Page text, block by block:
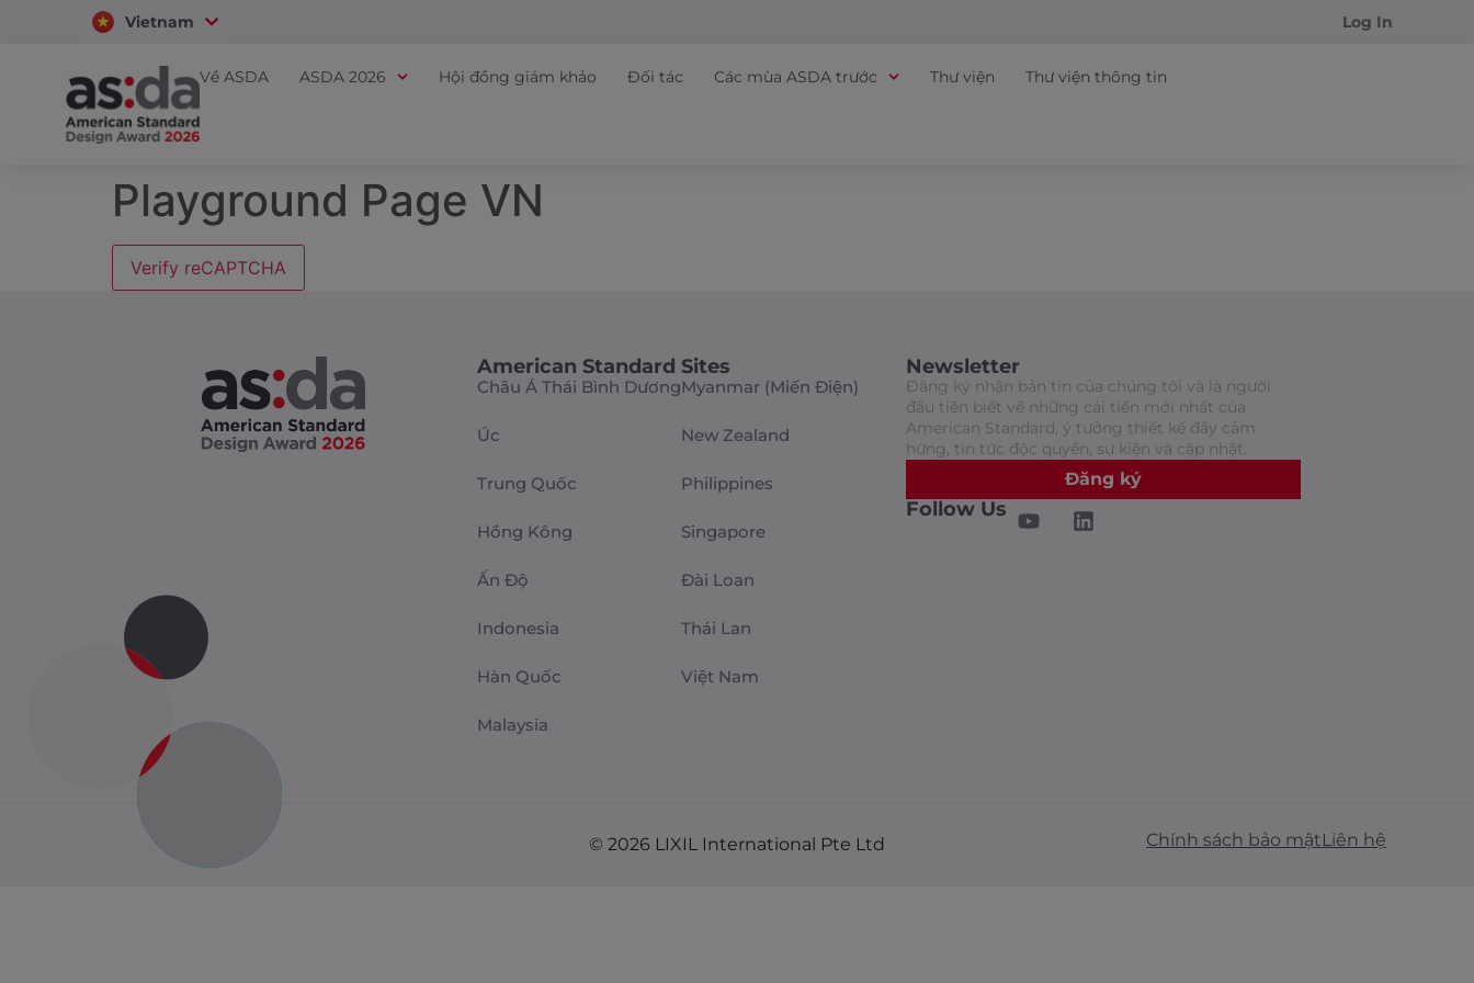
Vietnam
Thailand Log In
Về ASDA ASDA 2026 Hội đồng giám khảo Đối tác Các mùa ASDA trước Thư viện Thư viện thông tin
Playground Page VN
Verify reCAPTCHA
American Standard Sites
Châu Á Thái Bình Dương
Úc
Trung Quốc
Hồng Kông
Ấn Độ
Indonesia
Hàn Quốc
Malaysia
Myanmar (Miến Điện)
New Zealand
Philippines
Singapore
Đài Loan
Thái Lan
Việt Nam
Newsletter
Đăng ký nhận bản tin của chúng tôi và là người
đầu tiên biết về những cải tiến mới nhất của
American Standard, ý tưởng thiết kế đầy cảm
hứng, tin tức độc quyền, sự kiện và cập nhật.
Đăng ký
Follow Us
© 2026 LIXIL International Pte Ltd Chính sách bảo mậtLiên hệ